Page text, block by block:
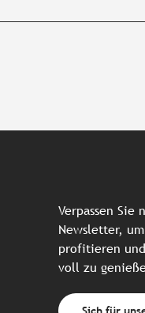
Verpassen Sie
Newsletter,
profitieren
voll zu